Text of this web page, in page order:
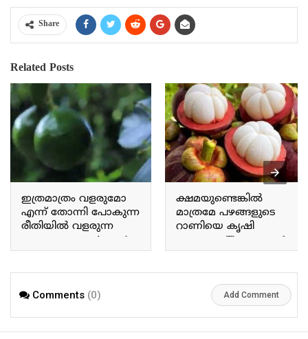
Share
Related Posts
ഇത്രമാത്രം വളരുമോ
എന്ന് തോന്നി പോകുന്ന
രീതിയിൽ വളരുന്ന
അവക്കാഡോ Avocado
grows in a way that makes
ക്ഷമയുണ്ടെങ്കിൽ
മാത്രമേ പഴങ്ങളുടെ
റാണിയെ കൃഷി
ചെയ്യാവൂ The queen of
fruits can only be
Comments (0) Add Comment